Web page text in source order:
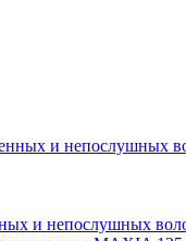
и непослушных